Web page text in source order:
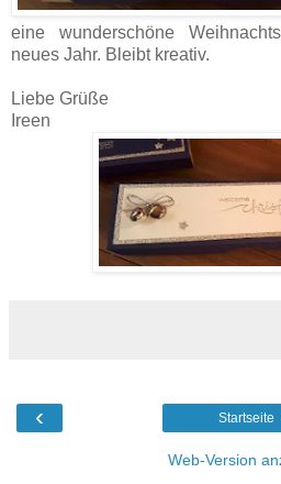
eine wunderschöne
neues Jahr. Bleibt kreativ.
Liebe Grüße
Ireen
‹ Startseite
Web-Version